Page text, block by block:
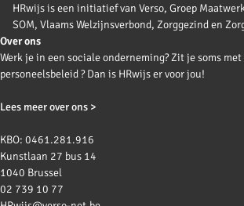
HRwijs is een initiatief van Verso, Groep
SOM, Vlaams Welzijnsverbond, Zorggezind en
Over ons
Werk je in een sociale onderneming? Zit je soms
personeelsbeleid ? Dan is HRwijs er voor jou!
Lees meer over ons >
KBO: 0461.281.916
Kunstlaan 27 bus 14
1040 Brussel
02 739 10 77